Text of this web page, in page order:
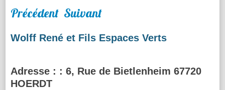
Précédent Suivant
Wolff René et Fils Espaces Verts
Adresse : : 6, Rue de Bietlenheim 67720
HOERDT